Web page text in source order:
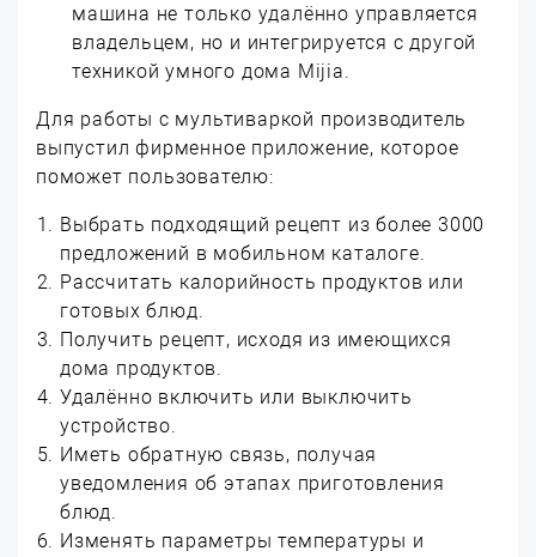
машина не только удалённо управляется
владельцем, но и интегрируется с другой
техникой умного дома Mijia.
Для работы с мультиваркой производитель
выпустил фирменное приложение, которое
поможет пользователю:
Выбрать подходящий рецепт из более 3000
предложений в мобильном каталоге.
Рассчитать калорийность продуктов или
готовых блюд.
Получить рецепт, исходя из имеющихся
дома продуктов.
Удалённо включить или выключить
устройство.
Иметь обратную связь, получая
уведомления об этапах приготовления
блюд.
Изменять параметры температуры и